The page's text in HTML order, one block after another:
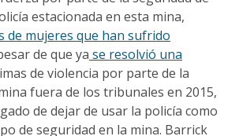
estacionada en esta mina,
de mujeres que han sufrido
de que ya se resolvió una
de violencia por parte de la
fuera de los tribunales en 2015,
de dejar de usar la policía como
de seguridad en la mina. Barrick